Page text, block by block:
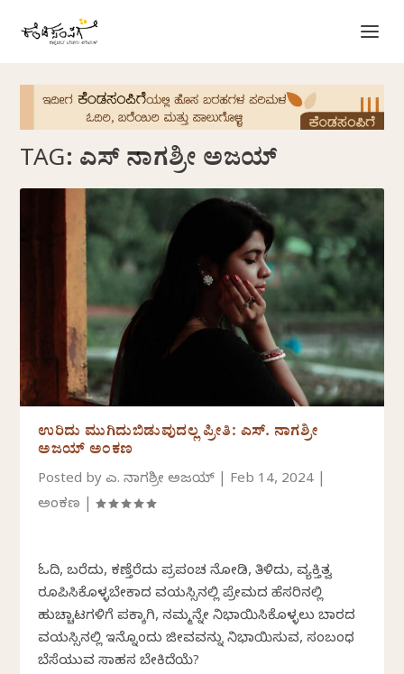
TAG: ಎಸ್ ನಾಗಶ್ರೀ ಅಜಯ್
ಉರಿದು ಮುಗಿದುಬಿಡುವುದಲ್ಲ ಪ್ರೀತಿ: ಎಸ್. ನಾಗಶ್ರೀ
ಅಜಯ್ ಅಂಕಣ
Posted byಎಸ್. ನಾಗಶ್ರೀ ಅಜಯ್ Feb 14, 2024
ಅಂಕಣ |
ಓದಿ, ಬರೆದು, ಕಣ್ತೆರೆದು ಪ್ರಪಂಚ ನೋಡಿ, ತಿಳಿದು, ವ್ಯಕ್ತಿತ್ವ
ರೂಪಿಸಿಕೊಳ್ಳಬೇಕಾದ ವಯಸ್ಸಿನಲ್ಲಿ ಪ್ರೇಮದ ಹೆಸರಿನಲ್ಲಿ
ಹುಚ್ಚಾಟಗಳಿಗೆ ಪಕ್ಕಾಗಿ, ನಮ್ಮನ್ನೇ ನಿಭಾಯಿಸಿಕೊಳ್ಳಲು ಬಾರದ
ವಯಸ್ಸಿನಲ್ಲಿ ಇನ್ನೊಂದು ಜೀವವನ್ನು ನಿಭಾಯಿಸುವ, ಸಂಬಂಧ
ಬೆಸೆಯುವ ಸಾಹಸ ಬೇಕಿದೆಯೆ?